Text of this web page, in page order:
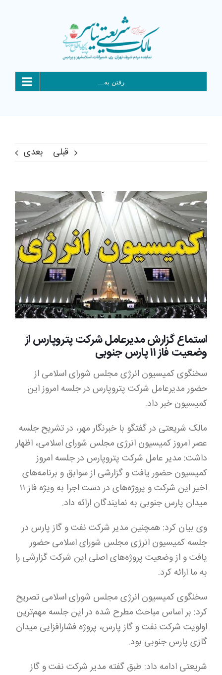
رفتن به...
قبلی بعدی
View
Larger
Image
استماع گزارش مدیرعامل شرکت پتروپارس از
وضعیت فاز ۱۱ پارس جنوبی
سخنگوی کمیسیون انرژی مجلس شورای اسلامی از
حضور مدیرعامل شرکت پتروپارس در جلسه امروز این
کمیسیون خبر داد.
مالک شریعتی در گفتگو با خبرنگار مهر، در تشریح جلسه
عصر امروز کمیسیون انرژی مجلس شورای اسلامی، اظهار
داشت: مدیر عامل شرکت پتروپارس در جلسه امروز
کمیسیون حضور یافت و گزارشی از سوابق و برنامه‌های
اخیر این شرکت و پروژه‌های در دست اجرا به ویژه فاز ۱۱
میدان پارس جنوبی به نمایندگان ارائه داد.
وی بیان کرد: همچنین مدیر شرکت نفت و گاز پارس در
جلسه کمیسیون انرژی مجلس شورای اسلامی حضور
یافت و از وضعیت پروژه‌های اصلی این شرکت گزارشی را
به ما ارائه کرد.
سخنگوی کمیسیون انرژی مجلس شورای اسلامی تصریح
کرد: بر اساس مباحث مطرح شده در این جلسه مهم‌ترین
اولویت شرکت نفت و گاز پارس، پروژه فشارافزایی میدان
گازی پارس جنوبی بود.
شریعتی ادامه داد: طبق گفته مدیر شرکت نفت و گاز